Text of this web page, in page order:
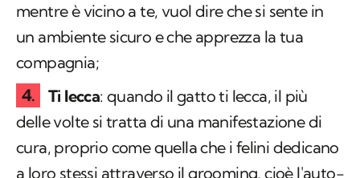
mentre è vicino a te, vuol dire che si sente in
un ambiente sicuro e che apprezza la tua
compagnia;
Ti lecca: quando il gatto ti lecca, il più
delle volte si tratta di una manifestazione di
cura, proprio come quella che i felini dedicano
a loro stessi attraverso ilgrooming, cioè l'auto-